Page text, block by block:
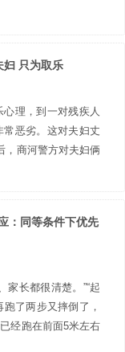
妇 只为取乐
理，到一对残疾人
恶劣。这对夫妇丈
，商河警方对夫妇俩
：同等条件下优先
家长都很清楚。”“起
了两步又摔倒了，
经跑在前面5米左右